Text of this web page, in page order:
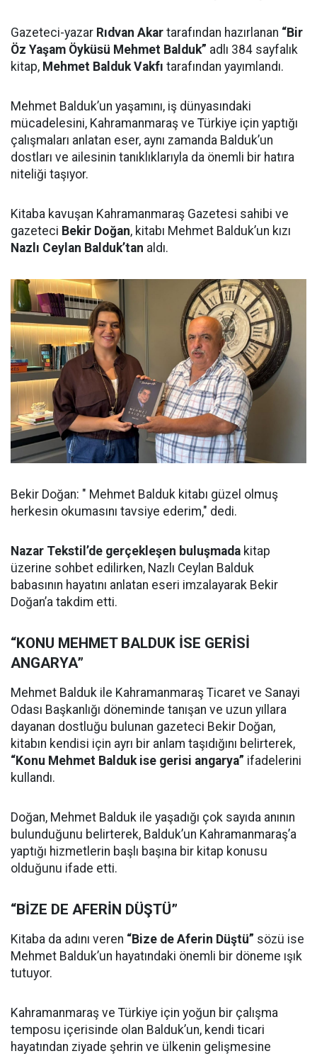
Gazeteci-yazar Rıdvan Akar tarafından hazırlanan “Bir
Öz Yaşam Öyküsü Mehmet Balduk” adlı 384 sayfalık
kitap, Mehmet Balduk Vakfı tarafından yayımlandı.
Mehmet Balduk’un yaşamını, iş dünyasındaki
mücadelesini, Kahramanmaraş ve Türkiye için yaptığı
çalışmaları anlatan eser, aynı zamanda Balduk’un
dostları ve ailesinin tanıklıklarıyla da önemli bir hatıra
niteliği taşıyor.
Kitaba kavuşan Kahramanmaraş Gazetesi sahibi ve
gazeteci Bekir Doğan, kitabı Mehmet Balduk’un kızı
Nazlı Ceylan Balduk’tan aldı.
Bekir Doğan: " Mehmet Balduk kitabı güzel olmuş
herkesin okumasını tavsiye ederim," dedi.
Nazar Tekstil’de gerçekleşen buluşmada kitap
üzerine sohbet edilirken, Nazlı Ceylan Balduk
babasının hayatını anlatan eseri imzalayarak Bekir
Doğan’a takdim etti.
“KONU MEHMET BALDUK İSE GERİSİ
ANGARYA”
Mehmet Balduk ile Kahramanmaraş Ticaret ve Sanayi
Odası Başkanlığı döneminde tanışan ve uzun yıllara
dayanan dostluğu bulunan gazeteci Bekir Doğan,
kitabın kendisi için ayrı bir anlam taşıdığını belirterek,
“Konu Mehmet Balduk ise gerisi angarya” ifadelerini
kullandı.
Doğan, Mehmet Balduk ile yaşadığı çok sayıda anının
bulunduğunu belirterek, Balduk’un Kahramanmaraş’a
yaptığı hizmetlerin başlı başına bir kitap konusu
olduğunu ifade etti.
“BİZE DE AFERİN DÜŞTÜ”
Kitaba da adını veren “Bize de Aferin Düştü” sözü ise
Mehmet Balduk’un hayatındaki önemli bir döneme ışık
tutuyor.
Kahramanmaraş ve Türkiye için yoğun bir çalışma
temposu içerisinde olan Balduk’un, kendi ticari
hayatından ziyade şehrin ve ülkenin gelişmesine